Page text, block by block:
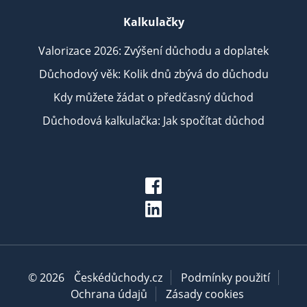
Kalkulačky
Valorizace 2026: Zvýšení důchodu a doplatek
Důchodový věk: Kolik dnů zbývá do důchodu
Kdy můžete žádat o předčasný důchod
Důchodová kalkulačka: Jak spočítat důchod
© 2026 Českédůchody.cz
Podmínky použití
Ochrana údajů
Zásady cookies